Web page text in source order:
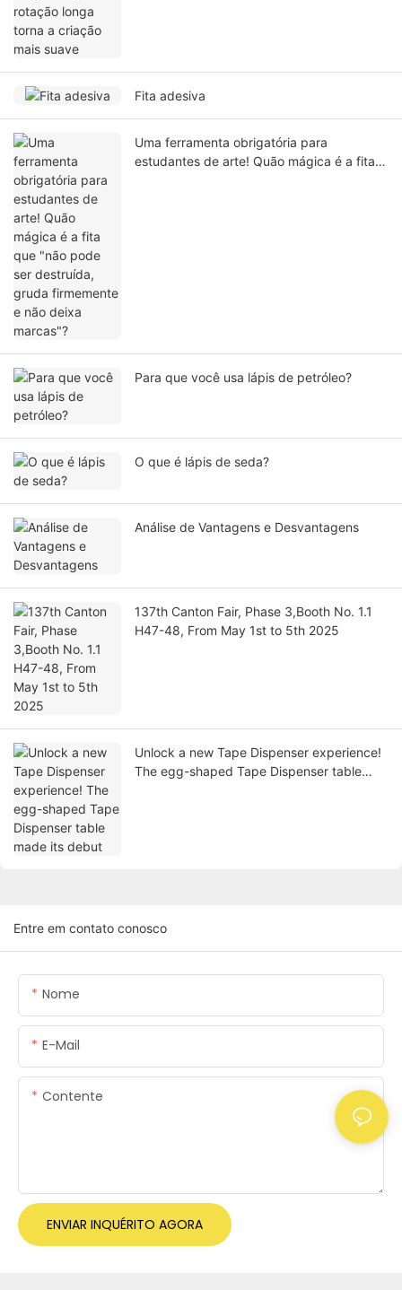
Fita adesiva
Uma ferramenta obrigatória para
estudantes de arte! Quão mágica é a fita
Para que você usa lápis de petróleo?
O que é lápis de seda?
Análise de Vantagens e Desvantagens
137th Canton Fair, Phase 3,Booth No. 1.1
H47-48, From May 1st to 5th 2025
Unlock a new Tape Dispenser experience!
The egg-shaped Tape Dispenser table
Entre em contato conosco
Nome
E-Mail
Contente
ENVIAR INQUÉRITO AGORA